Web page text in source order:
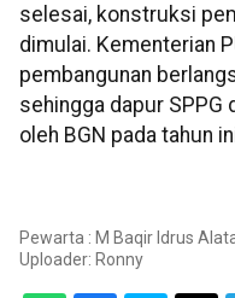
selesai, konstruksi
dimulai. Kementerian
pembangunan
sehingga dapur
oleh BGN pada tahun
Pewarta : M Baqir Idrus
Uploader: Ronny